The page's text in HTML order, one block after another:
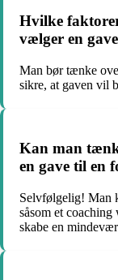
Hvilke
vælger en
Man bør tænke
sikre, at gaven vil
Kan man
en gave til en
Selvfølgelig! Man
såsom et coaching
skabe en